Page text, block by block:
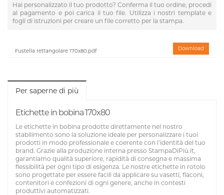
Hai personalizzato il tuo prodotto? Conferma il tuo ordine, procedi
al pagamento e poi carica il tuo file. Utilizza i nostri template e
fogli di istruzioni per creare un file corretto per la stampa.
Fustella rettangolare 170x80.pdf Download
Per saperne di più
Etichette in bobina 170x80
Le etichette in bobina prodotte direttamente nel nostro
stabilimento sono la soluzione ideale per personalizzare i tuoi
prodotti in modo professionale e coerente con l’identità del tuo
brand. Grazie alla produzione interna presso StampaDiPiù.it,
garantiamo qualità superiore, rapidità di consegna e massima
flessibilità per ogni tipo di esigenza. Le nostre etichette in rotolo
sono progettate per essere facili da applicare su vasetti, flaconi,
contenitori e confezioni di ogni genere, anche in contesti
produttivi automatizzati.